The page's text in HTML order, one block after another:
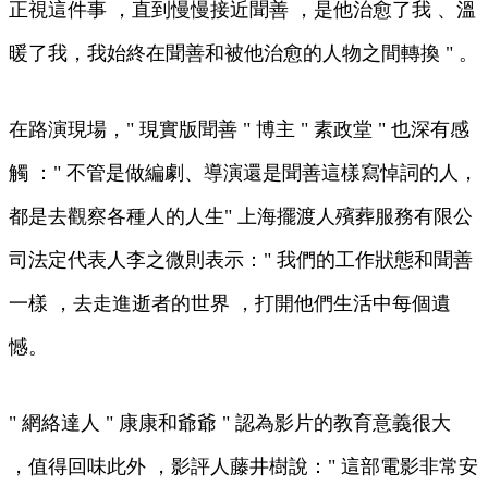
正視這件事 ，直到慢慢接近聞善  ，是他治愈了我 、溫
暖了我 ，我始終在聞善和被他治愈的人物之間轉換 " 。
在路演現場，" 現實版聞善 " 博主 " 素政堂 " 也深有感
觸 ：" 不管是做編劇、導演還是聞善這樣寫悼詞的人，
都是去觀察各種人的人生" 上海擺渡人殯葬服務有限公
司法定代表人李之微則表示：" 我們的工作狀態和聞善
一樣 ，去走進逝者的世界  ，打開他們生活中每個遺
憾。
" 網絡達人 " 康康和爺爺 " 認為影片的教育意義很大 
，值得回味此外 ，影評人藤井樹說：" 這部電影非常安